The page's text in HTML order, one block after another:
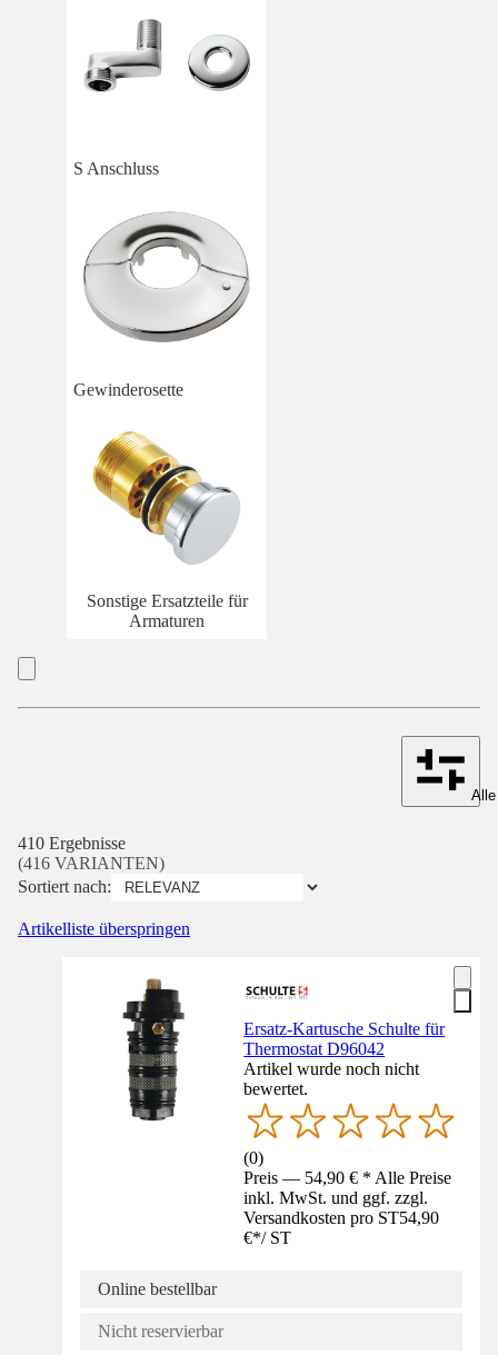
S Anschluss
Gewinderosette
Sonstige Ersatzteile für
Armaturen
410 Ergebnisse
(416 VARIANTEN)
Sortiert nach:
Artikelliste überspringen
Ersatz-Kartusche Schulte für
Thermostat D96042
Artikel wurde noch nicht
bewertet.
(0)
Preis — 54,90 € * Alle Preise
inkl. MwSt. und ggf. zzgl.
Versandkosten pro ST54,90
€*/ ST
Online bestellbar
Nicht reservierbar